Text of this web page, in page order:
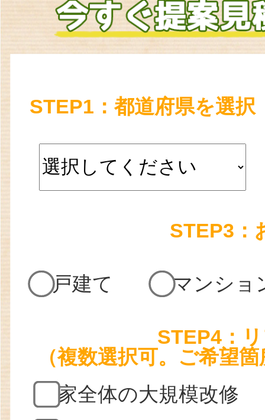
STEP1：都道府県を選択
STEP3：
戸建て マンショ
STEP4：
（複数選択可。ご希望
家全体の大規模改修